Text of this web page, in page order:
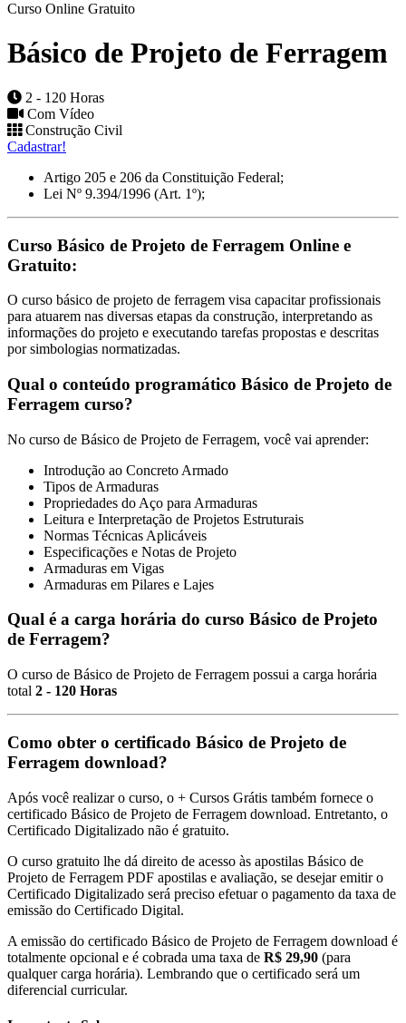
Curso Online Gratuito
Básico de Projeto de Ferragem
2 - 120 Horas
Com Vídeo
Construção Civil
Cadastrar!
Artigo 205 e 206 da Constituição Federal;
Lei Nº 9.394/1996 (Art. 1º);
Curso Básico de Projeto de Ferragem Online e
Gratuito:
O curso básico de projeto de ferragem visa capacitar profissionais
para atuarem nas diversas etapas da construção, interpretando as
informações do projeto e executando tarefas propostas e descritas
por simbologias normatizadas.
Qual o conteúdo programático Básico de Projeto de
Ferragem curso?
No curso de Básico de Projeto de Ferragem, você vai aprender:
Introdução ao Concreto Armado
Tipos de Armaduras
Propriedades do Aço para Armaduras
Leitura e Interpretação de Projetos Estruturais
Normas Técnicas Aplicáveis
Especificações e Notas de Projeto
Armaduras em Vigas
Armaduras em Pilares e Lajes
Qual é a carga horária do curso Básico de Projeto
de Ferragem?
O curso de Básico de Projeto de Ferragem possui a carga horária
total 2 - 120 Horas
Como obter o certificado Básico de Projeto de
Ferragem download?
Após você realizar o curso, o + Cursos Grátis também fornece o
certificado Básico de Projeto de Ferragem download. Entretanto, o
Certificado Digitalizado não é gratuito.
O curso gratuito lhe dá direito de acesso às apostilas Básico de
Projeto de Ferragem PDF apostilas e avaliação, se desejar emitir o
Certificado Digitalizado será preciso efetuar o pagamento da taxa de
emissão do Certificado Digital.
A emissão do certificado Básico de Projeto de Ferragem download é
totalmente opcional e é cobrada uma taxa de R$ 29,90 (para
qualquer carga horária). Lembrando que o certificado será um
diferencial curricular.